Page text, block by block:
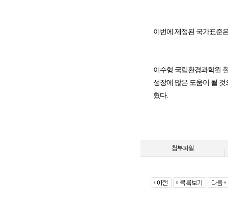
이번에 제정된 국가표준
이수형 국립환경과학원
성장에 많은 도움이 될
혔다.
첨부파일